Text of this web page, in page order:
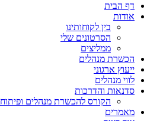
דף הבית
אודות
בין לקוחותינו
הסרטונים שלי
ממליצים
הכשרת מנהלים
ייעוץ ארגוני
לווי מנהלים
סדנאות והדרכות
הקורס להכשרת מנהלים ופיתוח
מאמרים